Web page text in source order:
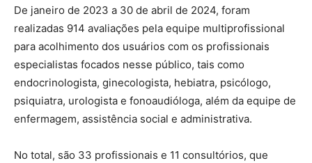
De janeiro de 2023 a 30 de abril de 2024, foram
realizadas 914 avaliações pela equipe multiprofissional
para acolhimento dos usuários com os profissionais
especialistas focados nesse público, tais como
endocrinologista, ginecologista, hebiatra, psicólogo,
psiquiatra, urologista e fonoaudióloga, além da equipe de
enfermagem, assistência social e administrativa.
No total, são 33 profissionais e 11 consultórios, que